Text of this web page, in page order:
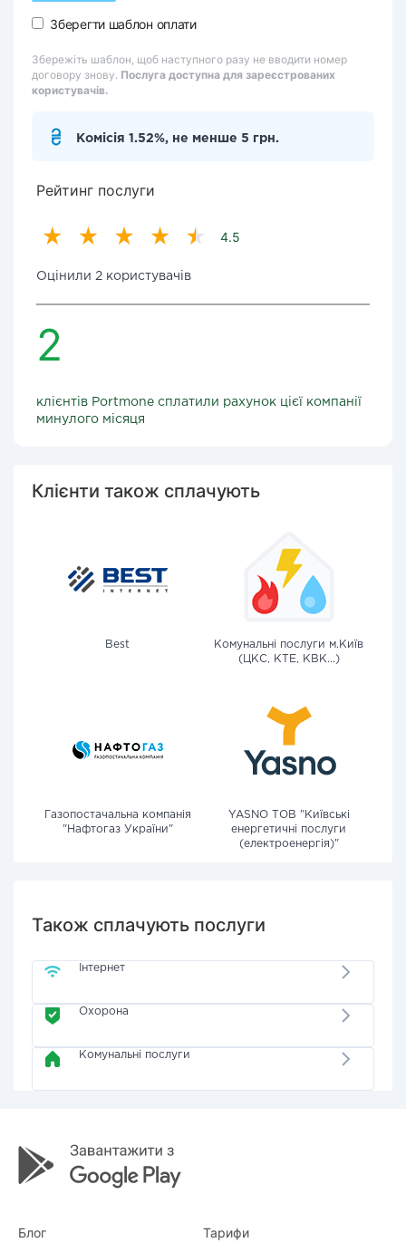
Зберегти шаблон оплати
Збережіть шаблон, щоб наступного разу не вводити номер
договору знову. Послуга доступна для зареєстрованих
користувачів.
Комісія 1.52%, не менше 5 грн.
Рейтинг послуги
4.5
Оцінили 2 користувачів
2
клієнтів Portmone сплатили рахунок цієї компанії
минулого місяця
Клієнти також сплачують
Best
Комунальні послуги м.Київ
(ЦКС, КТЕ, КВК...)
Газопостачальна компанія
"Нафтогаз України"
YASNO ТОВ "Київські
енергетичні послуги
(електроенергія)"
Також сплачують послуги
Інтернет
Охорона
Комунальні послуги
Блог Тарифи